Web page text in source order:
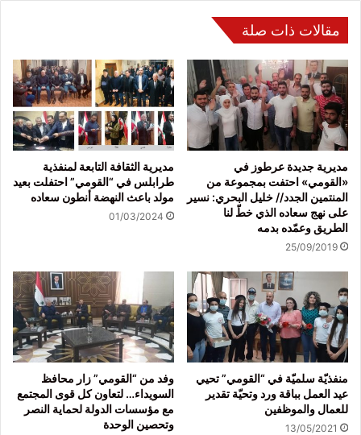
مقالات ذات صلة
مديرية جديدة عرطوز في
«القومي» احتفت بمجموعة من
المنتمين الجدد// خليل البحري: نسير
على نهج سعاده الذي خطّ لنا
الطريق وعمّده بدمه
25/09/2019
مديرية الثقافة التابعة لمنفذية
طرابلس في “القومي” احتفلت بعيد
مولد باعث النهضة أنطون سعاده
01/03/2024
منفذيّة سلميّة في “القومي” تحيي
عيد العمل بباقة ورد وتحيّة تقدير
للعمال والموظفين
13/05/2021
وفد من “القومي” زار محافظ
السويداء… لتعاون كل قوى المجتمع
مع مؤسسات الدولة لحماية النصر
وتحصين الوحدة